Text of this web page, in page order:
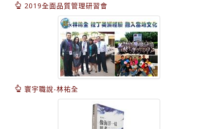
2019全面品質管理研習會
寰宇職說-林祐全